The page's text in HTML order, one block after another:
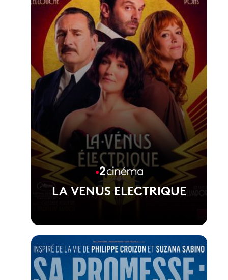
Film d'Agnès Jaoui, présenté hors
compétition au Festival de Cannes 2026
Voir la fiche du film
LA VENUS ELECTRIQUE
Voir la fiche du film